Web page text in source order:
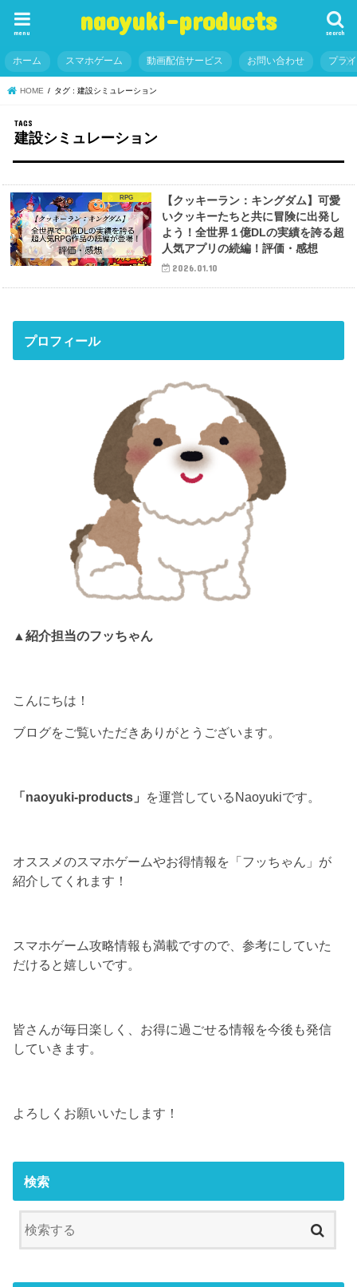
naoyuki-products search
menu
ホーム スマホゲーム 動画配信サービス お問い合わせ プラ
HOME タグ : 建設シミュレーション
建設シミュレーション
RPG
【クッキーラン：キングダム】可愛
いクッキーたちと共に冒険に出発し
よう！全世界１億DLの実績を誇る超
人気アプリの続編！評価・感想
2026.01.10
プロフィール
▲紹介担当のフッちゃん
こんにちは！
ブログをご覧いただきありがとうございます。
「naoyuki-products」 を運営しているNaoyukiです。
オススメのスマホゲームやお得情報を「フッちゃん」が
紹介してくれます！
スマホゲーム攻略情報も満載ですので、参考にしていた
だけると嬉しいです。
皆さんが毎日楽しく、お得に過ごせる情報を今後も発信
していきます。
よろしくお願いいたします！
検索